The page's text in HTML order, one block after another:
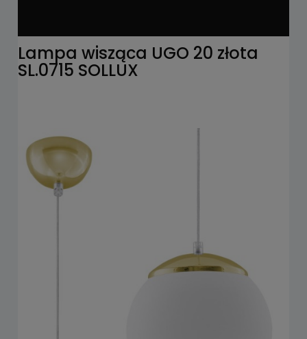
Lampa wisząca UGO 20 złota
SL.0715 SOLLUX